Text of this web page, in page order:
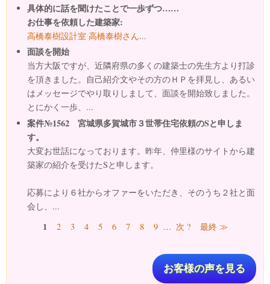
具体的に話を聞けたことで一歩ずつ……
お仕事を依頼した建築家:
高橋泰樹設計室 高橋泰樹さん...
面談を開始
当方大阪ですが、近隣府県の多くの建築士の先生方より打診
を頂きました。自己紹介文やその方のＨＰを拝見し、あるい
はメッセージでやり取りしまして、面談を開始致しました。
とにかく一歩、...
案件№1562 宮城県多賀城市３世帯住宅依頼のSと申しま
す。
大変お世話になっております。昨年、仲里様のサイトから建
築家の紹介を受けたSと申します。
応募により６社からオファーをいただき、そのうち２社と面
会し、...
ページ1 2 3 4 5 6 7 8 9 … 次 ? 最終 ≫
お客様の声を見る